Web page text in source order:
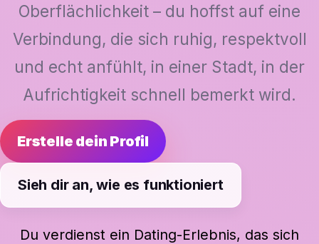
Oberflächlichkeit – du hoffst auf eine
Verbindung, die sich ruhig, respektvoll
und echt anfühlt, in einer Stadt, in der
Aufrichtigkeit schnell bemerkt wird.
Erstelle dein Profil
Sieh dir an, wie es funktioniert
Du verdienst ein Dating-Erlebnis, das sich